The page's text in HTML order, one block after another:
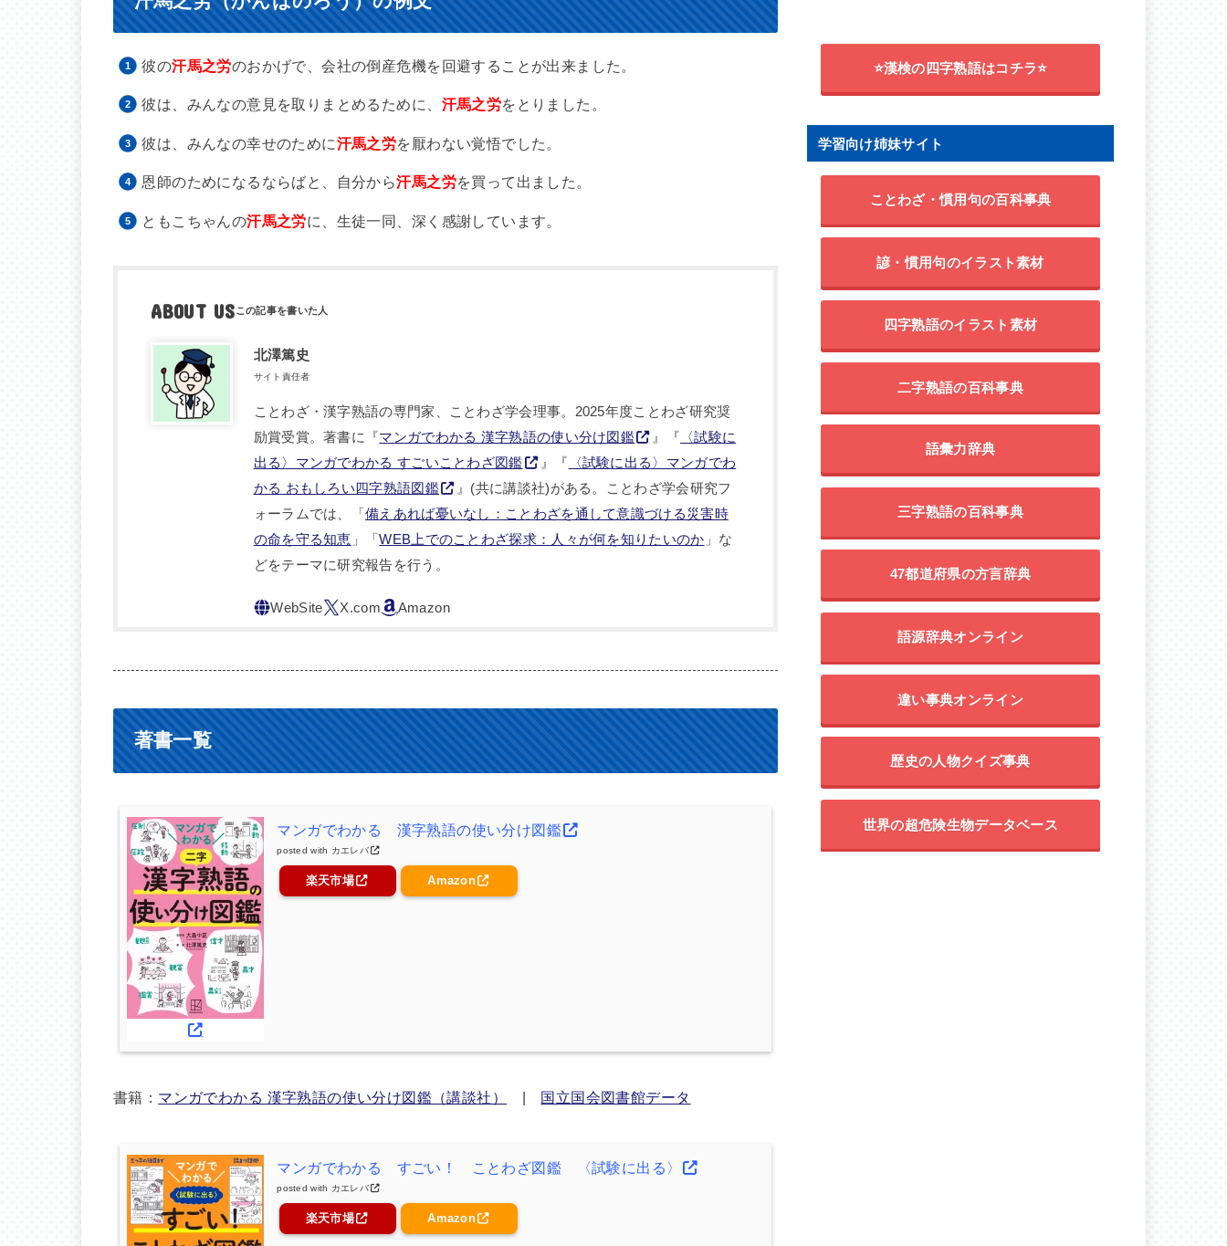
彼の汗馬之労のおかげで、会社の倒産危機を回避することが出来ました。
彼は、みんなの意見を取りまとめるために、 汗馬之労をとりました。
彼は、みんなの幸せのために汗馬之労を厭わない覚悟でした。
恩師のためになるならばと、自分から汗馬之労を買って出ました。
ともこちゃんの汗馬之労に、生徒一同、深く感謝しています。
ABOUT US
北澤篤史
サイト責任者
ことわざ・漢字熟語の専門家、ことわざ学会理事。2025年度ことわざ研究奨
励賞受賞。著書に『マンガでわかる 漢字熟語の使い分け図鑑 』『 〈試験に
出る〉マンガでわかる すごいことわざ図鑑
』『 〈試験に出る〉マンガでわ
かる おもしろい四字熟語図鑑
』(共に講談社)がある。ことわざ学会研究フ
ォーラムでは、「備えあれば憂いなし：ことわざを通して意識づける災害時
の命を守る知恵 」「WEB上でのことわざ探求：人々が何を知りたいのか 」な
どをテーマに研究報告を行う。
著書一覧
マンガでわかる 漢字熟語の使い分け図鑑
posted with カエレバ
楽天市場 Amazon
書籍： マンガでわかる 漢字熟語の使い分け図鑑（講談社） | 国立国会図書館データ
マンガでわかる すごい！ ことわざ図鑑 〈試験に出る〉
posted with カエレバ
楽天市場 Amazon
⭐漢検の四字熟語はコチラ⭐
学習向け姉妹サイト
ことわざ・慣用句の百科事典
諺・慣用句のイラスト素材
四字熟語のイラスト素材
二字熟語の百科事典
語彙力辞典
三字熟語の百科事典
47都道府県の方言辞典
語源辞典オンライン
違い事典オンライン
歴史の人物クイズ事典
世界の超危険生物データベース